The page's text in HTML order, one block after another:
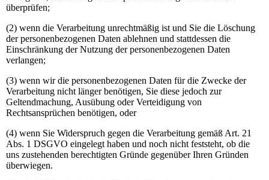
überprüfen;
(2) wenn die Verarbeitung unrechtmäßig ist und Sie die Löschung
der personenbezogenen Daten ablehnen und stattdessen die
Einschränkung der Nutzung der personenbezogenen Daten
verlangen;
(3) wenn wir die personenbezogenen Daten für die Zwecke der
Verarbeitung nicht länger benötigen, Sie diese jedoch zur
Geltendmachung, Ausübung oder Verteidigung von
Rechtsansprüchen benötigen, oder
(4) wenn Sie Widerspruch gegen die Verarbeitung gemäß Art. 21
Abs. 1 DSGVO eingelegt haben und noch nicht feststeht, ob die
uns zustehenden berechtigten Gründe gegenüber Ihren Gründen
überwiegen.